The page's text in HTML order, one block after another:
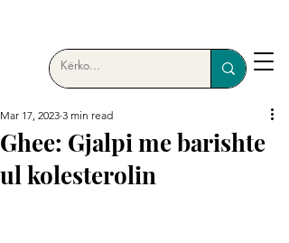
Ghee: Gjalpi me barishte
ul kolesterolin
Mar 17, 2023 3 min read